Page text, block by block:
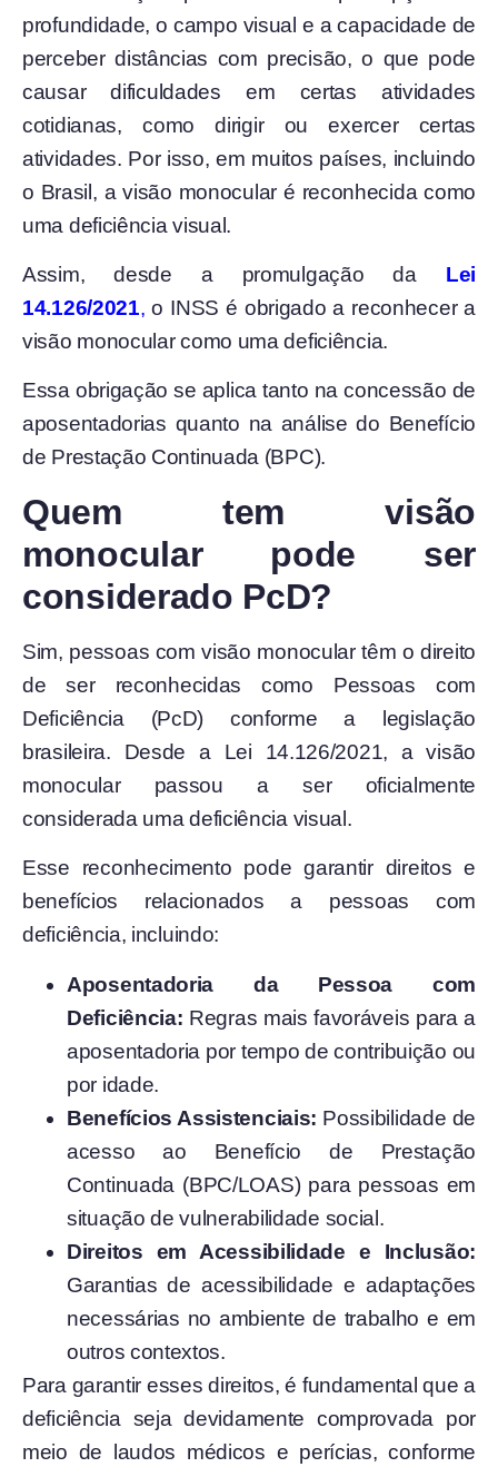
profundidade, o campo visual e a capacidade de
perceber distâncias com precisão, o que pode
causar dificuldades em certas atividades
cotidianas, como dirigir ou exercer certas
atividades. Por isso, em muitos países, incluindo
o Brasil, a visão monocular é reconhecida como
uma deficiência visual.
Assim, desde a promulgação da Lei
14.126/2021, o INSS é obrigado a reconhecer a
visão monocular como uma deficiência.
Essa obrigação se aplica tanto na concessão de
aposentadorias quanto na análise do Benefício
de Prestação Continuada (BPC).
Quem tem visão
monocular pode ser
considerado PcD?
Sim, pessoas com visão monocular têm o direito
de ser reconhecidas como Pessoas com
Deficiência (PcD) conforme a legislação
brasileira. Desde a Lei 14.126/2021, a visão
monocular passou a ser oficialmente
considerada uma deficiência visual.
Esse reconhecimento pode garantir direitos e
benefícios relacionados a pessoas com
deficiência, incluindo:
Aposentadoria da Pessoa com
Deficiência: Regras mais favoráveis para a
aposentadoria por tempo de contribuição ou
por idade.
Benefícios Assistenciais: Possibilidade de
acesso ao Benefício de Prestação
Continuada (BPC/LOAS) para pessoas em
situação de vulnerabilidade social.
Direitos em Acessibilidade e Inclusão:
Garantias de acessibilidade e adaptações
necessárias no ambiente de trabalho e em
outros contextos.
Para garantir esses direitos, é fundamental que a
deficiência seja devidamente comprovada por
meio de laudos médicos e perícias, conforme